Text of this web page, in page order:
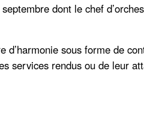
dont le chef
sous forme de
services rendus ou de leur